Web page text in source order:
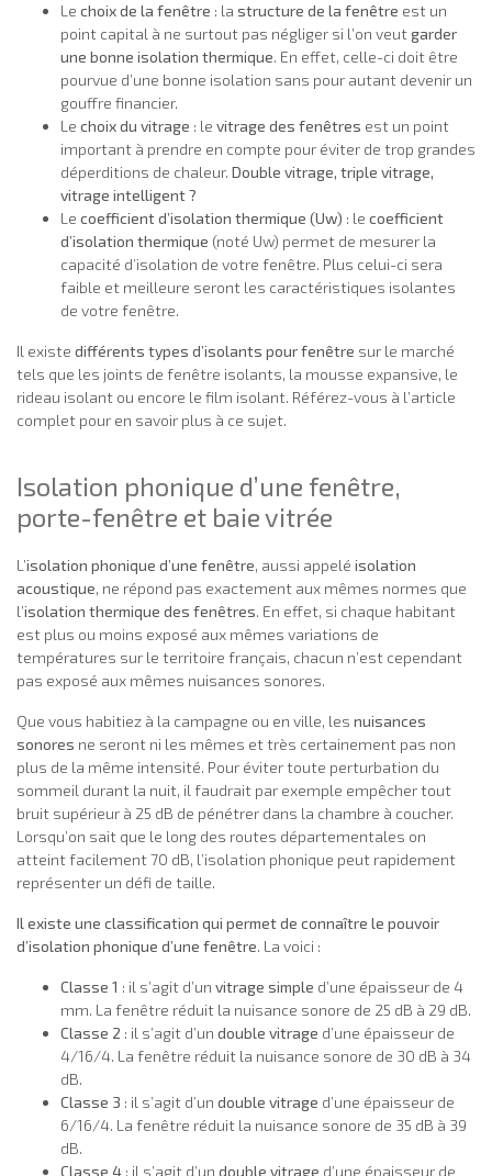
Le choix de la fenêtre : la structure de la fenêtre est un
point capital à ne surtout pas négliger si l’on veutgarder
une bonne isolation thermique. En effet, celle-ci doit être
pourvue d’une bonne isolation sans pour autant devenir un
gouffre financier.
Le choix du vitrage : le vitrage des fenêtres est un point
important à prendre en compte pour éviter de trop grandes
déperditions de chaleur. Double vitrage, triple vitrage,
vitrage intelligent ?
Le coefficient d’isolation thermique (Uw) : le coefficient
d’isolation thermique (noté Uw) permet de mesurer la
capacité d’isolation de votre fenêtre. Plus celui-ci sera
faible et meilleure seront les caractéristiques isolantes
de votre fenêtre.
Il existe différents types d’isolants pour fenêtre sur le marché
tels que les joints de fenêtre isolants, la mousse expansive, le
rideau isolant ou encore le film isolant. Référez-vous à l’article
complet pour en savoir plus à ce sujet.
Isolation phonique d’une fenêtre,
porte-fenêtre et baie vitrée
L’isolation phonique d’une fenêtre, aussi appelé isolation
acoustique, ne répond pas exactement aux mêmes normes que
l’isolation thermique des fenêtres. En effet, si chaque habitant
est plus ou moins exposé aux mêmes variations de
températures sur le territoire français, chacun n’est cependant
pas exposé aux mêmes nuisances sonores.
Que vous habitiez à la campagne ou en ville, les nuisances
sonores ne seront ni les mêmes et très certainement pas non
plus de la même intensité. Pour éviter toute perturbation du
sommeil durant la nuit, il faudrait par exemple empêcher tout
bruit supérieur à 25 dB de pénétrer dans la chambre à coucher.
Lorsqu’on sait que le long des routes départementales on
atteint facilement 70 dB, l’isolation phonique peut rapidement
représenter un défi de taille.
Il existe une classification qui permet de connaître le pouvoir
d’isolation phonique d’une fenêtre. La voici :
Classe 1 : il s’agit d’un vitrage simple d’une épaisseur de 4
mm. La fenêtre réduit la nuisance sonore de 25 dB à 29 dB.
Classe 2 : il s’agit d’un double vitrage d’une épaisseur de
4/16/4. La fenêtre réduit la nuisance sonore de 30 dB à 34
dB.
Classe 3 : il s’agit d’un double vitrage d’une épaisseur de
6/16/4. La fenêtre réduit la nuisance sonore de 35 dB à 39
dB.
Classe 4 : il s’agit d’un double vitrage d’une épaisseur de